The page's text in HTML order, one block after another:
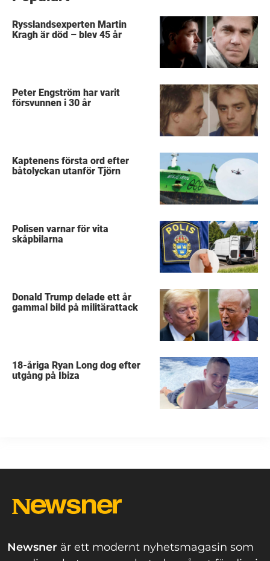
Rysslandsexperten Martin
Kragh är död – blev 45 år
Peter Engström har varit
försvunnen i 30 år
Kaptenens första ord efter
båtolyckan utanför Tjörn
Polisen varnar för vita
skåpbilarna
Donald Trump delade ett år
gammal bild på militärattack
18-åriga Ryan Long dog efter
utgång på Ibiza
Newsner är ett modernt nyhetsmagasin som